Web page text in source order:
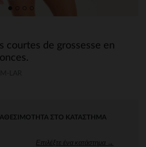
courtes de grossesse en
ΣΤΟ ΚΑΤΆΣΤΗΜΑ
Επιλέξτε ένα κατάστημα →